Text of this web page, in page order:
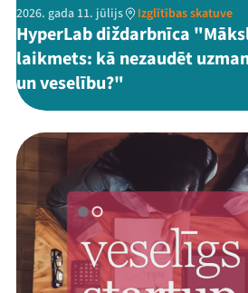
2026. gada 11. jūlijs Izglītības skatuve
HyperLab diždarbnīca
laikmets: kā nezaudēt
un veselību?"